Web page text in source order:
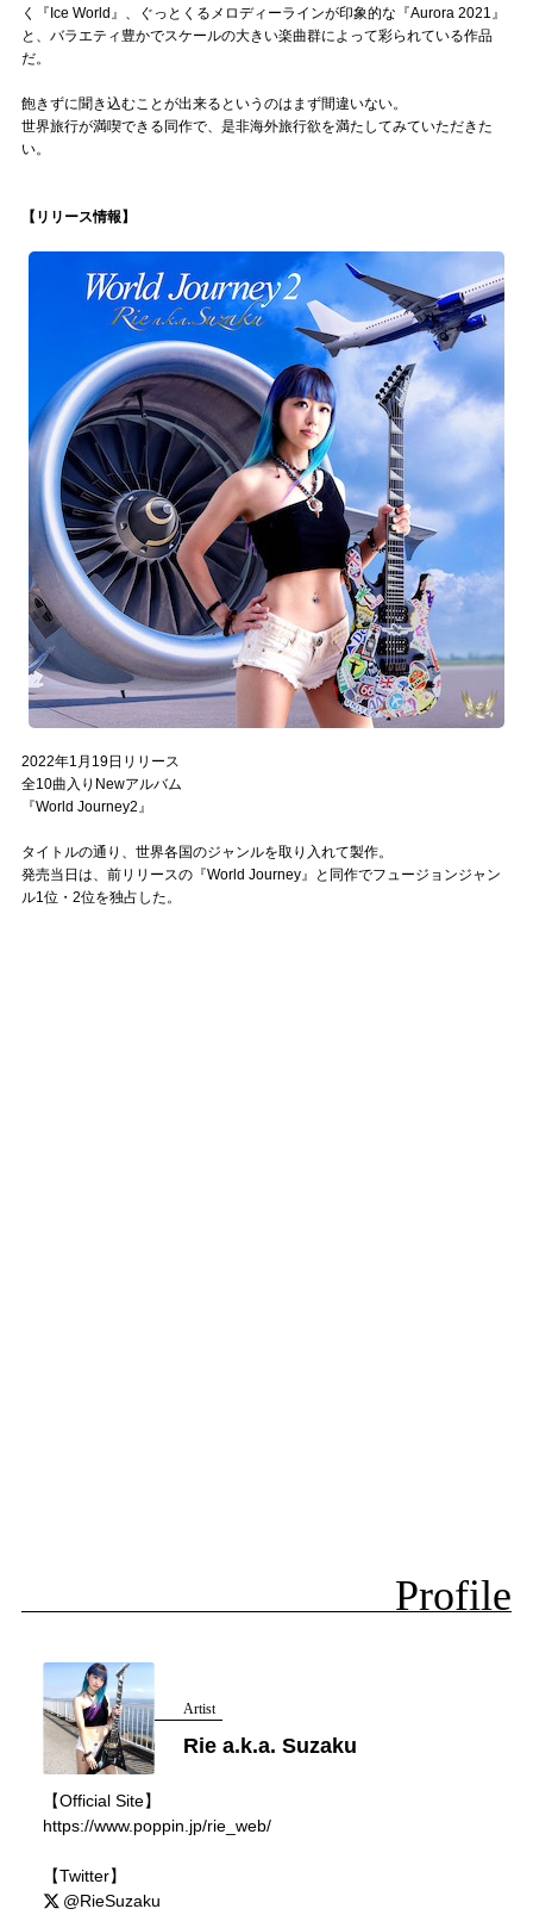
く『Ice World』、ぐっとくるメロディーラインが印象的な『Aurora 2021』
と、バラエティ豊かでスケールの大きい楽曲群によって彩られている作品
だ。
飽きずに聞き込むことが出来るというのはまず間違いない。
世界旅行が満喫できる同作で、是非海外旅行欲を満たしてみていただきた
い。
【リリース情報】
2022年1月19日リリース
全10曲入りNewアルバム
『World Journey2』
タイトルの通り、世界各国のジャンルを取り入れて製作。
発売当日は、前リリースの『World Journey』と同作でフュージョンジャン
ル1位・2位を独占した。
Profile
Artist
Rie a.k.a. Suzaku
【Official Site】
https://www.poppin.jp/rie_web/
【Twitter】
@RieSuzaku